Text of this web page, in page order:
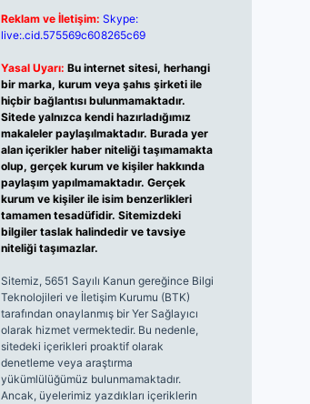
Reklam ve İletişim: Skype:
live:.cid.575569c608265c69
Yasal Uyarı: Bu internet sitesi, herhangi
bir marka, kurum veya şahıs şirketi ile
hiçbir bağlantısı bulunmamaktadır.
Sitede yalnızca kendi hazırladığımız
makaleler paylaşılmaktadır. Burada yer
alan içerikler haber niteliği taşımamakta
olup, gerçek kurum ve kişiler hakkında
paylaşım yapılmamaktadır. Gerçek
kurum ve kişiler ile isim benzerlikleri
tamamen tesadüfidir. Sitemizdeki
bilgiler taslak halindedir ve tavsiye
niteliği taşımazlar.
Sitemiz, 5651 Sayılı Kanun gereğince Bilgi
Teknolojileri ve İletişim Kurumu (BTK)
tarafından onaylanmış bir Yer Sağlayıcı
olarak hizmet vermektedir. Bu nedenle,
sitedeki içerikleri proaktif olarak
denetleme veya araştırma
yükümlülüğümüz bulunmamaktadır.
Ancak, üyelerimiz yazdıkları içeriklerin